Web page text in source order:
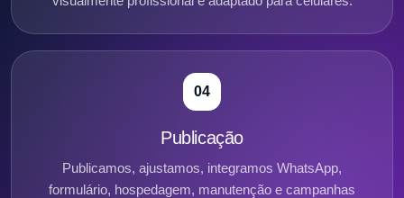
04
Publicação
Publicamos, ajustamos, integramos WhatsApp,
formulário, hospedagem, manutenção e campanhas